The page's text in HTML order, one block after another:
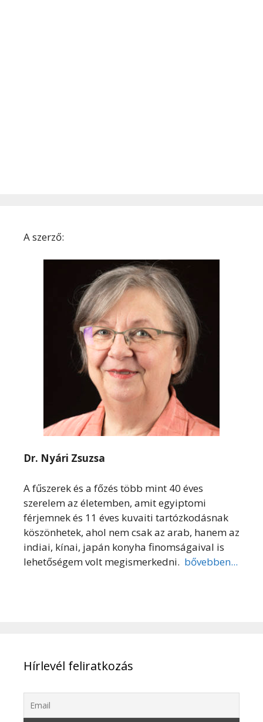
A szerző:
Dr. Nyári Zsuzsa
A fűszerek és a főzés több mint 40 éves
szerelem az életemben, amit egyiptomi
férjemnek és 11 éves kuvaiti tartózkodásnak
köszönhetek, ahol nem csak az arab, hanem az
indiai, kínai, japán konyha finomságaival is
lehetőségem volt megismerkedni. bővebben...
Hírlevél feliratkozás